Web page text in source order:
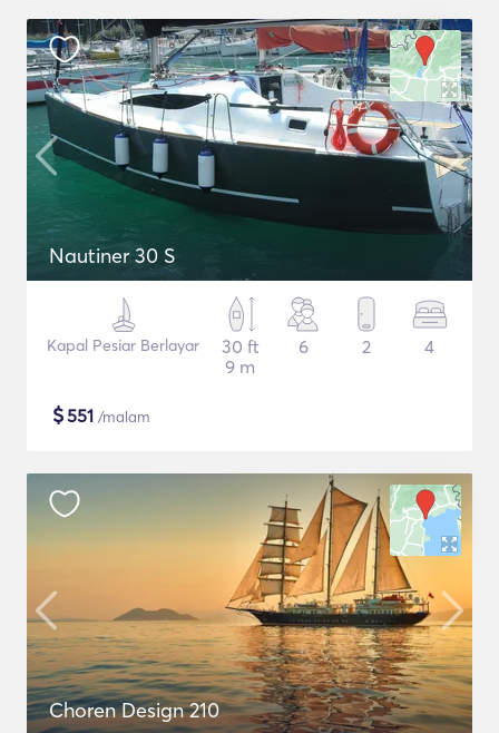
Nautiner 30 S
Kapal Pesiar Berlayar
30 ft
9 m
6 2 4
$551 /malam
Choren Design 210